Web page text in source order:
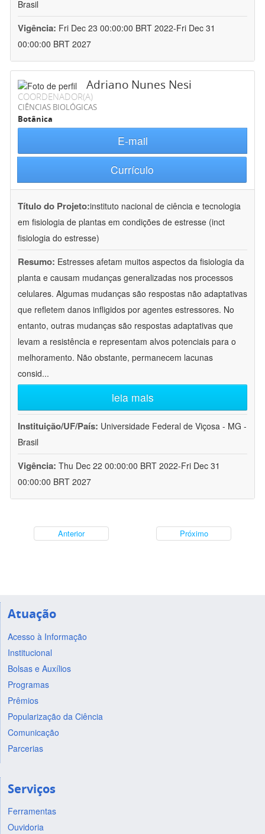
Brasil
Vigência: Fri Dec 23 00:00:00 BRT 2022-Fri Dec 31
00:00:00 BRT 2027
Adriano Nunes Nesi
COORDENADOR(A)
CIÊNCIAS BIOLÓGICAS
Botânica
E-mail
Currículo
Título do Projeto:instituto nacional de ciência e tecnologia
em fisiologia de plantas em condições de estresse (inct
fisiologia do estresse)
Resumo: Estresses afetam muitos aspectos da fisiologia da
planta e causam mudanças generalizadas nos processos
celulares. Algumas mudanças são respostas não adaptativas
que refletem danos infligidos por agentes estressores. No
entanto, outras mudanças são respostas adaptativas que
levam a resistência e representam alvos potenciais para o
melhoramento. Não obstante, permanecem lacunas
consid...
leia mais
Instituição/UF/País: Universidade Federal de Viçosa - MG -
Brasil
Vigência: Thu Dec 22 00:00:00 BRT 2022-Fri Dec 31
00:00:00 BRT 2027
Anterior Próximo
Atuação
Acesso à Informação
Institucional
Bolsas e Auxílios
Programas
Prêmios
Popularização da Ciência
Comunicação
Parcerias
Serviços
Ferramentas
Ouvidoria